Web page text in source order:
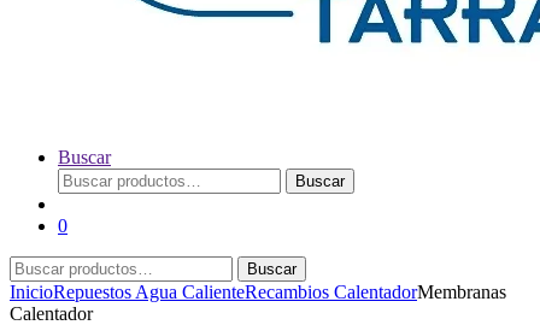
Buscar
Buscar
por:
Buscar
0
Buscar
por:
Buscar
InicioRepuestos Agua CalienteRecambios CalentadorMembranas
Calentador